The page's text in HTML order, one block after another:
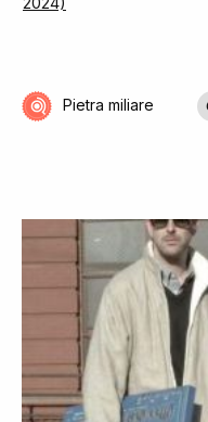
Pietra miliare